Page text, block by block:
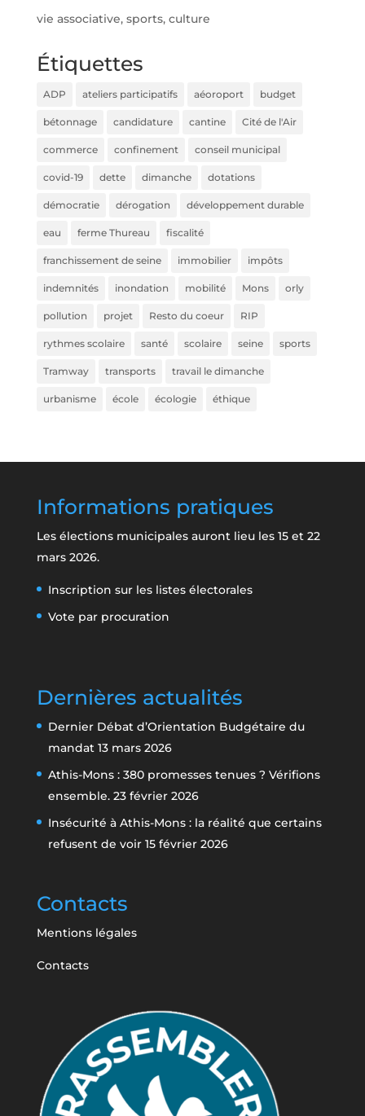
vie associative, sports, culture
Étiquettes
ADP ateliers participatifs aéoroport budget
bétonnage candidature cantine Cité de l'Air
commerce confinement conseil municipal
covid-19 dette dimanche dotations
démocratie dérogation développement durable
eau ferme Thureau fiscalité
franchissement de seine immobilier impôts
indemnités inondation mobilité Mons orly
pollution projet Resto du coeur RIP
rythmes scolaire santé scolaire seine sports
Tramway transports travail le dimanche
urbanisme école écologie éthique
Informations pratiques
Les élections municipales auront lieu les 15 et 22
mars 2026.
Inscription sur les listes électorales
Vote par procuration
Dernières actualités
Dernier Débat d’Orientation Budgétaire du
mandat 13 mars 2026
Athis-Mons : 380 promesses tenues ? Vérifions
ensemble. 23 février 2026
Insécurité à Athis-Mons : la réalité que certains
refusent de voir 15 février 2026
Contacts
Mentions légales
Contacts